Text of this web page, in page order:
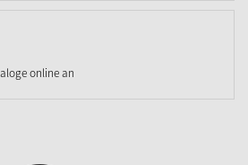
online an